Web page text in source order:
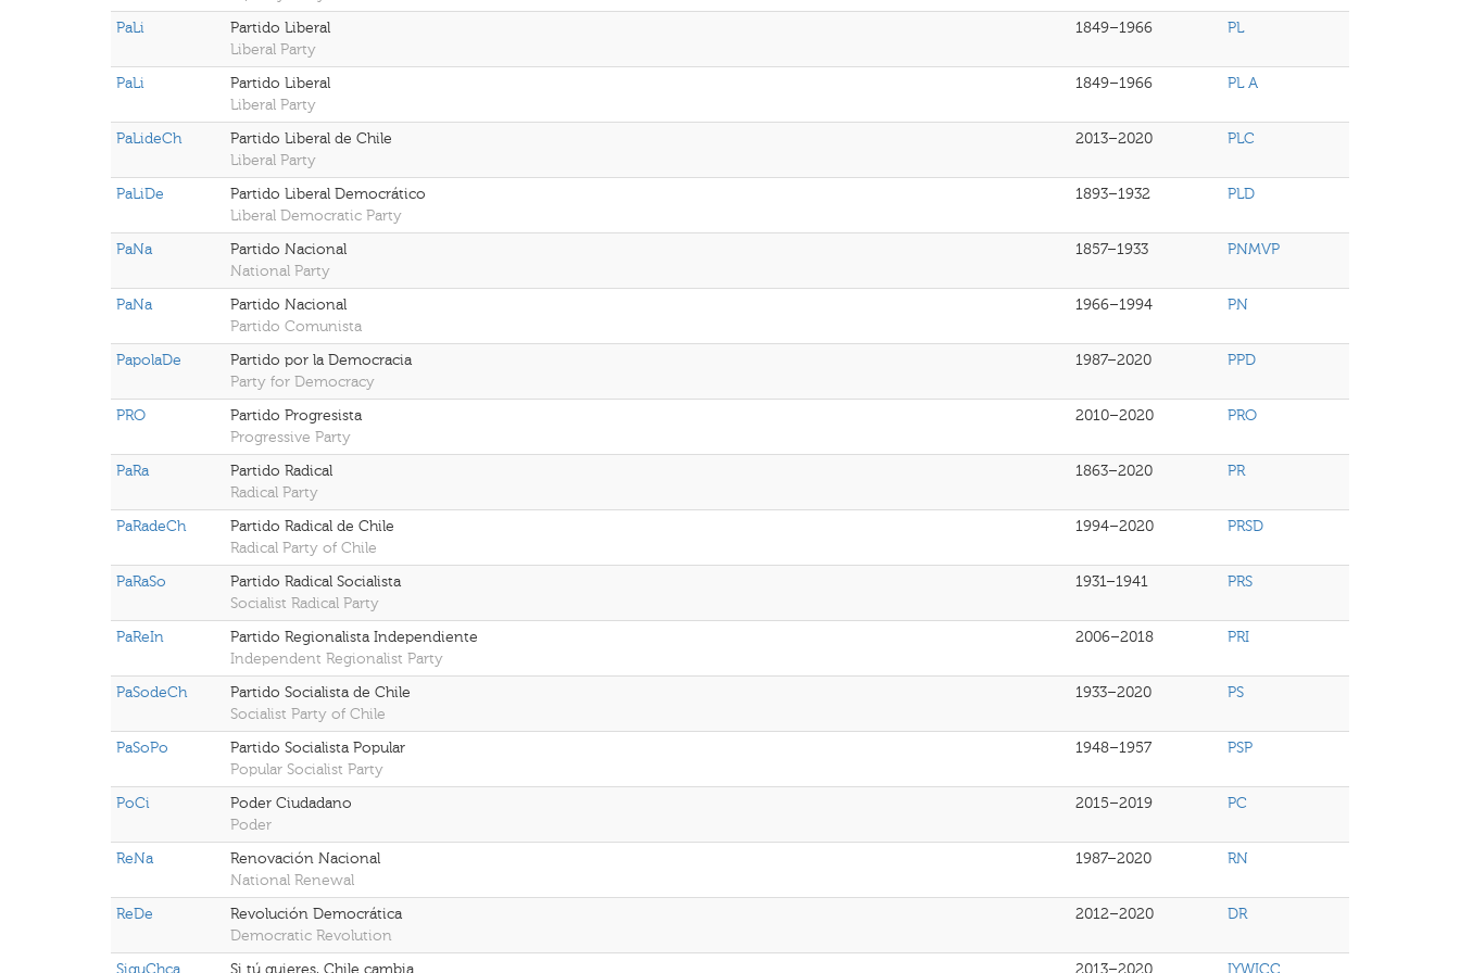
PaLi
Partido Liberal
Liberal Party
1849–1966 PL
PaLi
Partido Liberal
Liberal Party
1849–1966 PL A
PaLideCh
Partido Liberal de Chile
Liberal Party
2013–2020 PLC
PaLiDe
Partido Liberal Democrático
Liberal Democratic Party
1893–1932 PLD
PaNa
Partido Nacional
National Party
1857–1933 PNMVP
PaNa
Partido Nacional
Partido Comunista
1966–1994 PN
PapolaDe
Partido por la Democracia
Party for Democracy
1987–2020 PPD
PRO
Partido Progresista
Progressive Party
2010–2020 PRO
PaRa
Partido Radical
Radical Party
1863–2020 PR
PaRadeCh
Partido Radical de Chile
Radical Party of Chile
1994–2020 PRSD
PaRaSo
Partido Radical Socialista
Socialist Radical Party
1931–1941 PRS
PaReIn
Partido Regionalista Independiente
Independent Regionalist Party
2006–2018 PRI
PaSodeCh
Partido Socialista de Chile
Socialist Party of Chile
1933–2020 PS
PaSoPo
Partido Socialista Popular
Popular Socialist Party
1948–1957 PSP
PoCi
Poder Ciudadano
Poder
2015–2019 PC
ReNa
Renovación Nacional
National Renewal
1987–2020 RN
ReDe
Revolución Democrática
Democratic Revolution
2012–2020 DR
SiquChca Si tú quieres, Chile cambia 2013–2020 IYWICC